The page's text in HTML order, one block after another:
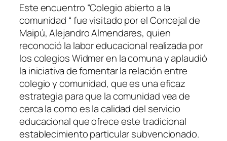
Este encuentro “Colegio abierto a la
comunidad “ fue visitado por el Concejal de
Maipú, Alejandro Almendares, quien
reconoció la labor educacional realizada por
los colegios Widmer en la comuna y aplaudió
la iniciativa de fomentar la relación entre
colegio y comunidad, que es una eficaz
estrategia para que la comunidad vea de
cerca la como es la calidad del servicio
educacional que ofrece este tradicional
establecimiento particular subvencionado.